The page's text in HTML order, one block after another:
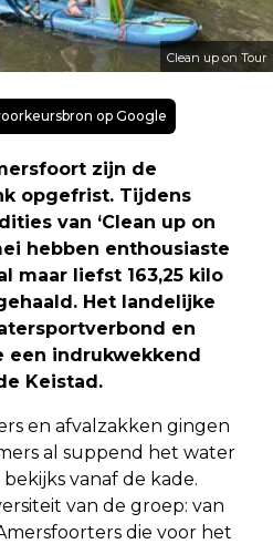
Clean up on Tour
op Google
zijn de
opgefrist. Tijdens
van ‘Clean up on
hebben enthousiaste
maar liefst 163,25 kilo
Het landelijke
en
een indrukwekkend
Keistad.
en afvalzakken gingen
al suppend het water
vanaf de kade.
van de groep: van
die voor het